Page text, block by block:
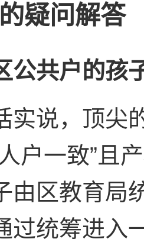
疑问解答
公共户的孩
实说，顶尖
户一致”且
由区教育局
过统筹进入